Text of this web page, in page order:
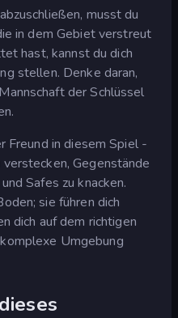
musst du
in dem Gebiet verstreut
hast, kannst du dich
stellen. Denke daran,
der Schlüssel
Freund in diesem Spiel -
Gegenstände
Safes zu knacken.
sie führen dich
dich auf dem richtigen
Umgebung